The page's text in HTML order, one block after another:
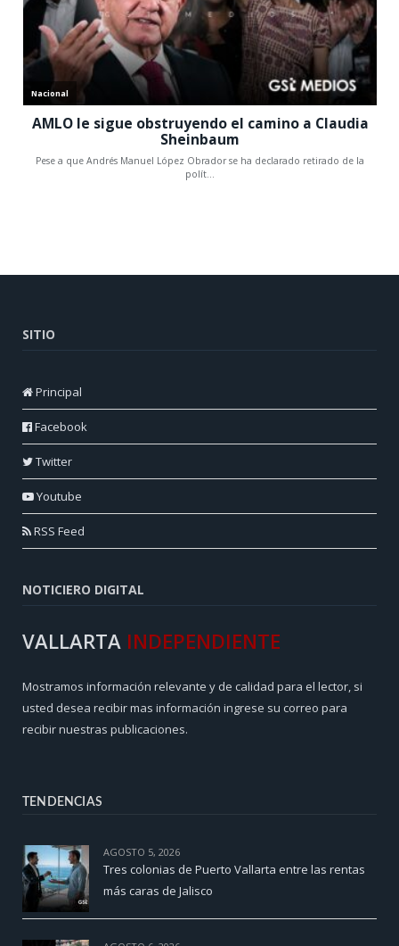
SITIO
Principal
Facebook
Twitter
Youtube
RSS Feed
NOTICIERO DIGITAL
VALLARTA INDEPENDIENTE
Mostramos información relevante y de calidad para el lector, si
usted desea recibir mas información ingrese su correo para
recibir nuestras publicaciones.
TENDENCIAS
AGOSTO 5, 2026
Tres colonias de Puerto Vallarta entre las rentas
más caras de Jalisco